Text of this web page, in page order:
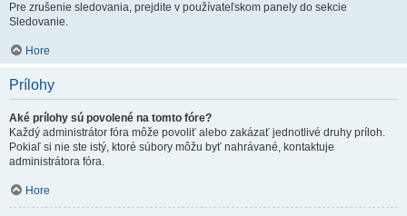
Pre zrušenie sledovania, prejdite v používateľskom panely do sekcie
Sledovanie.
Hore
Prílohy
Aké prílohy sú povolené na tomto fóre?
Každý administrátor fóra môže povoliť alebo zakázať jednotlivé druhy príloh.
Pokiaľ si nie ste istý, ktoré súbory môžu byť nahrávané, kontaktuje
administrátora fóra.
Hore